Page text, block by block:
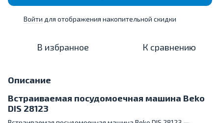
Войти для отображения накопительной скидки
В избранное К сравнению
Описание
Встраиваемая посудомоечная машина Beko
DIS 28123